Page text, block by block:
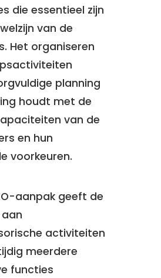
die essentieel zijn
van de
Het organiseren
planning
houdt met de
van de
en hun
voorkeuren.
aanpak geeft de
activiteiten
meerdere
functies